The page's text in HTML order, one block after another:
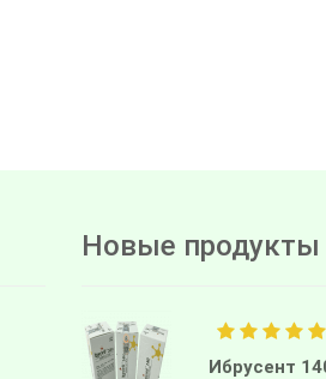
Новые продукты
Ибрусент